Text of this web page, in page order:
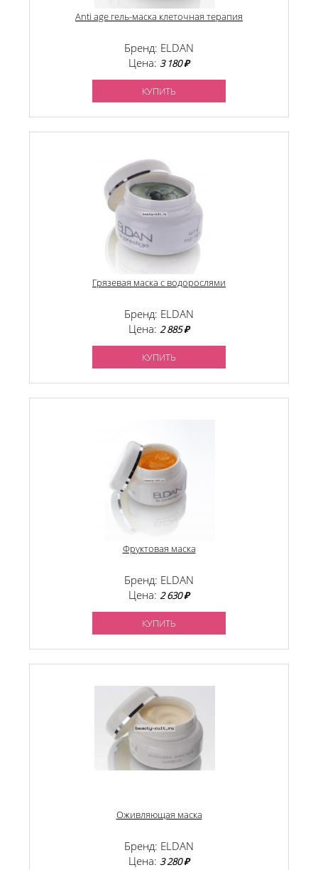
Anti age гель-маска клеточная терапия
Бренд: ELDAN
Цена: 3 180 ₽
КУПИТЬ
Грязевая маска с водорослями
Бренд: ELDAN
Цена: 2 885 ₽
КУПИТЬ
Фруктовая маска
Бренд: ELDAN
Цена: 2 630 ₽
КУПИТЬ
Оживляющая маска
Бренд: ELDAN
Цена: 3 280 ₽